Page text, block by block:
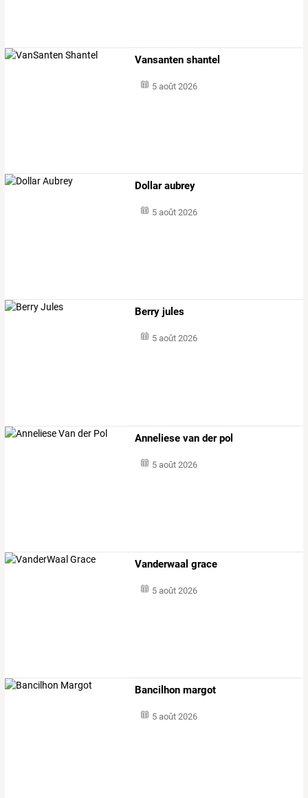
Vansanten shantel
5 août 2026
Dollar aubrey
5 août 2026
Berry jules
5 août 2026
Anneliese van der pol
5 août 2026
Vanderwaal grace
5 août 2026
Bancilhon margot
5 août 2026